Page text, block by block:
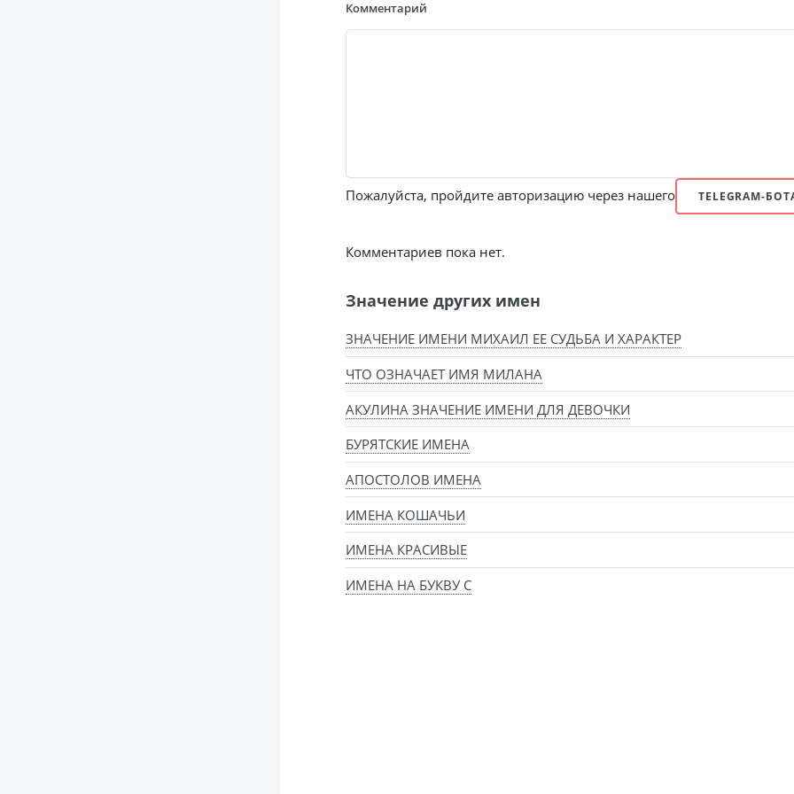
Комментарий
Пожалуйста, пройдите авторизацию через нашего TELEGRAM-
Комментариев пока нет.
Значение других имен
ЗНАЧЕНИЕ ИМЕНИ МИХАИЛ ЕЕ СУДЬБА И ХАРАКТЕР
ЧТО ОЗНАЧАЕТ ИМЯ МИЛАНА
АКУЛИНА ЗНАЧЕНИЕ ИМЕНИ ДЛЯ ДЕВОЧКИ
БУРЯТСКИЕ ИМЕНА
АПОСТОЛОВ ИМЕНА
ИМЕНА КОШАЧЬИ
ИМЕНА КРАСИВЫЕ
ИМЕНА НА БУКВУ С